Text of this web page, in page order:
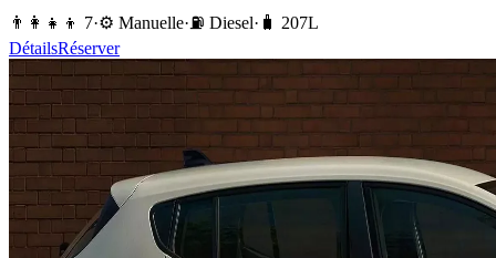
👨‍👩‍👧‍👦 7·⚙️ Manuelle·⛽️ Diesel· 🧳 207L
DétailsRéserver